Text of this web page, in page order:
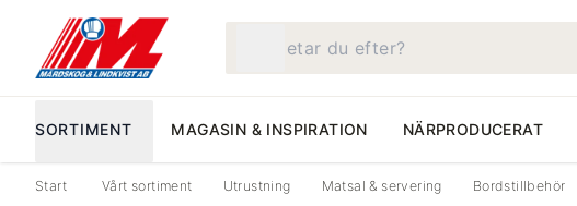
SORTIMENT MAGASIN & INSPIRATION NÄRPRODUCERAT
Start Vårt sortiment Utrustning Matsal & servering Bordstillbehör